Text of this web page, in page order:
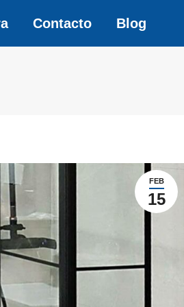
Contacto Blog
FEB
15
Contacto Blog